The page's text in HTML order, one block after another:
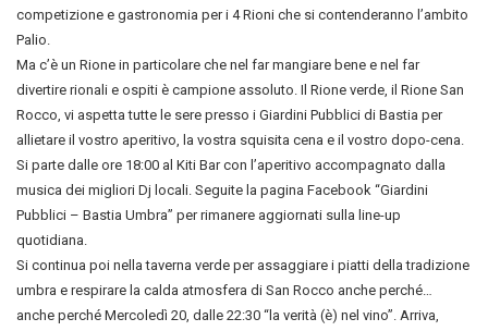
competizione e gastronomia per i 4 Rioni che si contenderanno l’ambito
Palio.
Ma c’è un Rione in particolare che nel far mangiare bene e nel far
divertire rionali e ospiti è campione assoluto. Il Rione verde, il Rione San
Rocco, vi aspetta tutte le sere presso i Giardini Pubblici di Bastia per
allietare il vostro aperitivo, la vostra squisita cena e il vostro dopo-cena.
Si parte dalle ore 18:00 al Kiti Bar con l’aperitivo accompagnato dalla
musica dei migliori Dj locali. Seguite la pagina Facebook “Giardini
Pubblici – Bastia Umbra” per rimanere aggiornati sulla line-up
quotidiana.
Si continua poi nella taverna verde per assaggiare i piatti della tradizione
umbra e respirare la calda atmosfera di San Rocco anche perché…
anche perché Mercoledì 20, dalle 22:30 “la verità (è) nel vino”. Arriva,